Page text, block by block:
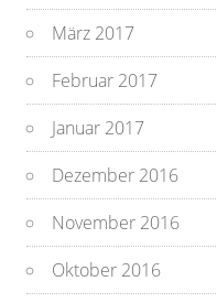
März 2017
Februar 2017
Januar 2017
Dezember 2016
November 2016
Oktober 2016